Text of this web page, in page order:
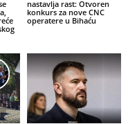
nastavlja rast: Otvoren
konkurs za nove CNC
operatere u Bihaću